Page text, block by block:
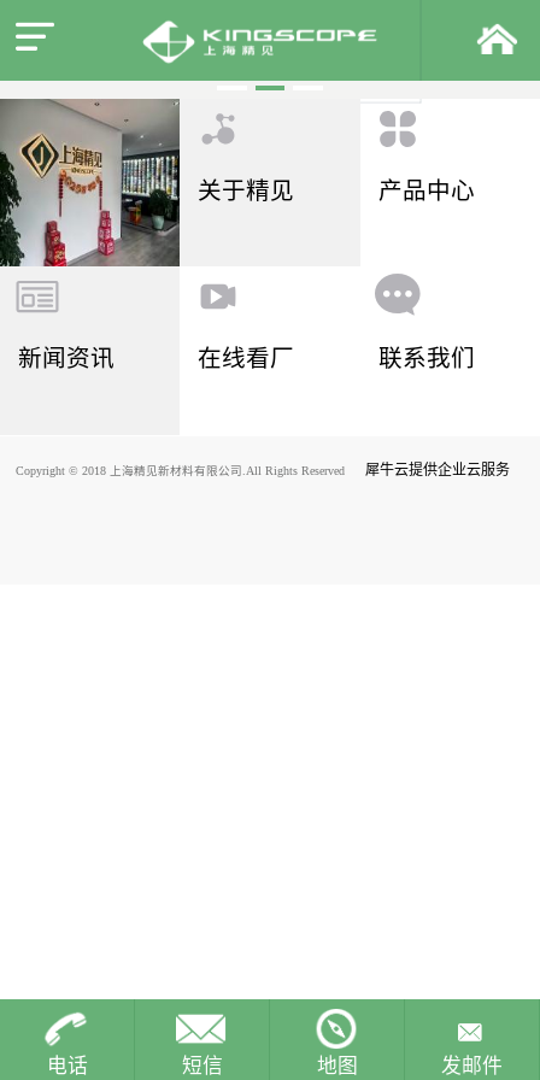
关于精见 产品中心
新闻资讯 在线看厂 联系我们
Copyright © 2018 上海精见新材料有限公司.All Rights Reserved 犀牛云提供企业云服务
电话 短信 地图 发邮件